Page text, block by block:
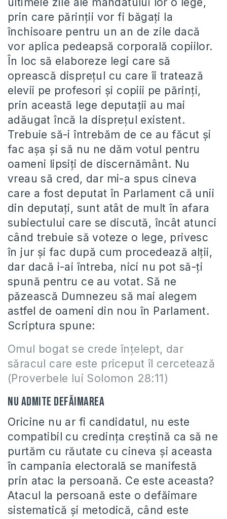
prin care părinţii vor fi băgaţi la
închisoare pentru un an de zile dacă
vor aplica pedeapsă corporală copiilor.
În loc să elaboreze legi care să
oprească dispreţul cu care îi tratează
elevii pe profesori şi copiii pe părinţi,
prin această lege deputaţii au mai
adăugat încă la dispreţul existent.
Trebuie să-i întrebăm de ce au făcut şi
fac aşa şi să nu ne dăm votul pentru
oameni lipsiţi de discernământ. Nu
vreau să cred, dar mi-a spus cineva
care a fost deputat în Parlament că unii
din deputaţi, sunt atât de mult în afara
subiectului care se discută, încât atunci
când trebuie să voteze o lege, privesc
în jur şi fac după cum procedează alţii,
dar dacă i-ai întreba, nici nu pot să-ţi
spună pentru ce au votat. Să ne
păzească Dumnezeu să mai alegem
astfel de oameni din nou în Parlament.
Scriptura spune:
Omul bogat se crede înţelept, dar
săracul care este priceput îl cercetează
(Proverbele lui Solomon 28:11)
Nu admite defăimarea
Oricine nu ar fi candidatul, nu este
compatibil cu credinţa creştină ca să ne
purtăm cu răutate cu cineva şi aceasta
în campania electorală se manifestă
prin atac la persoană. Ce este aceasta?
Atacul la persoană este o defăimare
sistematică şi metodică, când este